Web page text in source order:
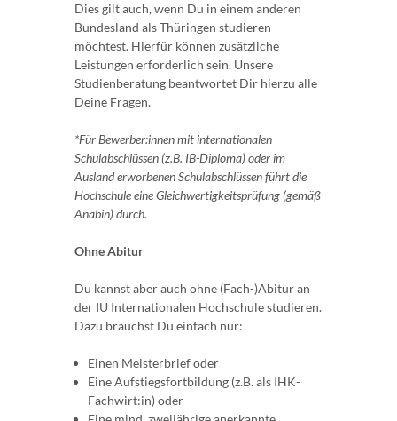
Dies gilt auch, wenn Du in einem anderen
Bundesland als Thüringen studieren
möchtest. Hierfür können zusätzliche
Leistungen erforderlich sein. Unsere
Studienberatung beantwortet Dir hierzu alle
Deine Fragen.
*Für Bewerber:innen mit internationalen
Schulabschlüssen (z.B. IB-Diploma) oder im
Ausland erworbenen Schulabschlüssen führt die
Hochschule eine Gleichwertigkeitsprüfung (gemäß
Anabin) durch.
Ohne Abitur
Du kannst aber auch ohne (Fach-)Abitur an
der IU Internationalen Hochschule studieren.
Dazu brauchst Du einfach nur:
Einen Meisterbrief oder
Eine Aufstiegsfortbildung (z.B. als IHK-
Fachwirt:in) oder